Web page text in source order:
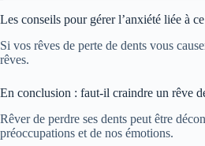
Les conseils pour gérer l’anxiété liée à
Si vos rêves de perte de dents vous
rêves.
En conclusion : faut-il craindre un rêve
Rêver de perdre ses dents peut être
préoccupations et de nos émotions.